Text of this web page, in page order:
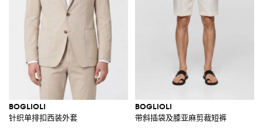
BOGLIOLI
针织单排扣西装外套
BOGLIOLI
带斜插袋及膝亚麻剪裁短裤